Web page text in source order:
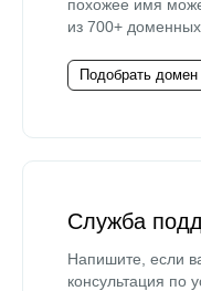
похожее имя
из 700+ доменных
Подобрать домен
Служба
Напишите, если
консультация по